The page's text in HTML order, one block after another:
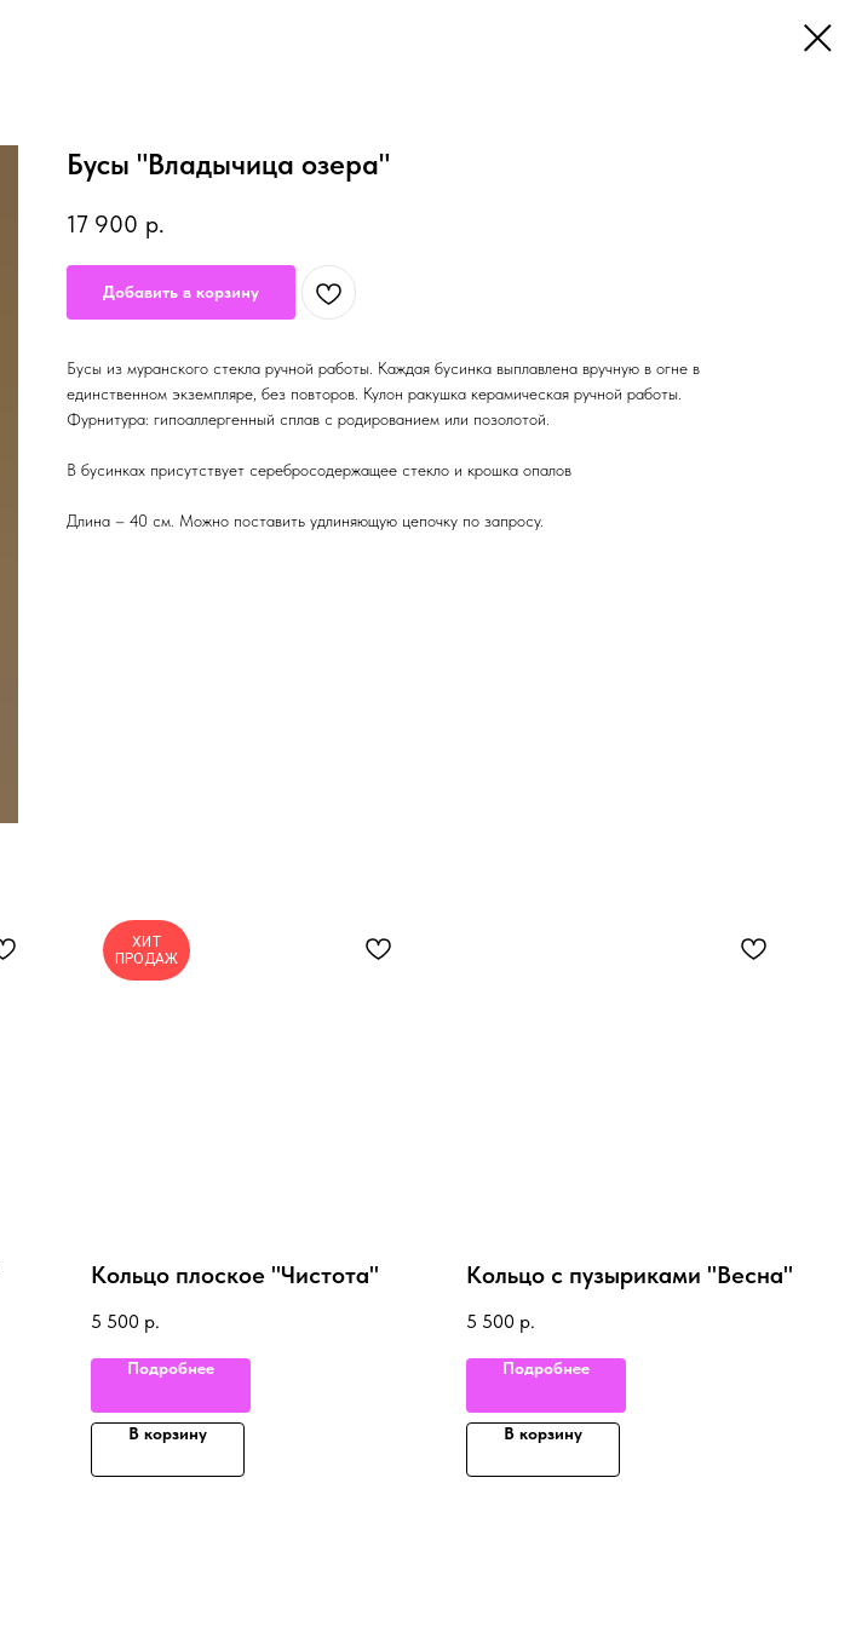
Бусы "Владычица озера"
17 900 р.
Добавить в корзину
Бусы из муранского стекла ручной работы. Каждая бусинка выплавлена вручную в огне в
единственном экземпляре, без повторов. Кулон ракушка керамическая ручной работы.
Фурнитура: гипоаллергенный сплав с родированием или позолотой.
В бусинках присутствует серебросодержащее стекло и крошка опалов
Длина – 40 см. Можно поставить удлиняющую цепочку по запросу.
ХИТ
ПРОДАЖ
Кольцо плоское "Чистота"
5 500 р.
Подробнее
В корзину
Кольцо с пузыриками "Весна"
5 500 р.
Подробнее
В корзину